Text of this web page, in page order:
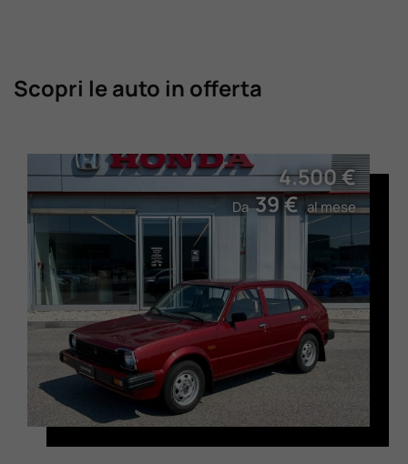
Scopri le auto in offerta
4.500 €
Da39 €al mese